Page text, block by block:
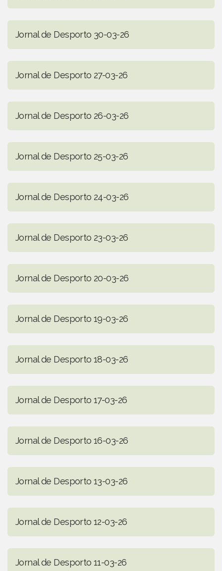
Jornal de Desporto 30-03-26
Jornal de Desporto 27-03-26
Jornal de Desporto 26-03-26
Jornal de Desporto 25-03-26
Jornal de Desporto 24-03-26
Jornal de Desporto 23-03-26
Jornal de Desporto 20-03-26
Jornal de Desporto 19-03-26
Jornal de Desporto 18-03-26
Jornal de Desporto 17-03-26
Jornal de Desporto 16-03-26
Jornal de Desporto 13-03-26
Jornal de Desporto 12-03-26
Jornal de Desporto 11-03-26